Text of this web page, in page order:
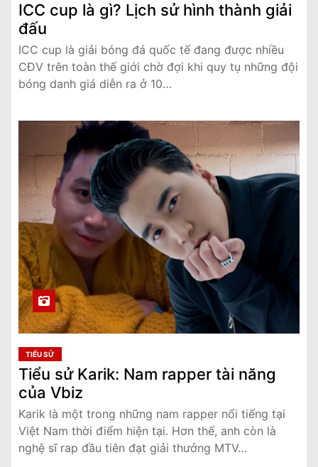
ICC cup là gì? Lịch sử hình thành giải
đấu
ICC cup là giải bóng đá quốc tế đang được nhiều
CĐV trên toàn thế giới chờ đợi khi quy tụ những đội
bóng danh giá diễn ra ở 10…
TIỂU SỬ
Tiểu sử Karik: Nam rapper tài năng
của Vbiz
Karik là một trong những nam rapper nổi tiếng tại
Việt Nam thời điểm hiện tại. Hơn thế, anh còn là
nghệ sĩ rap đầu tiên đạt giải thưởng MTV…